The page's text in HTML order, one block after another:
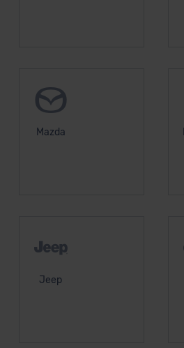
Mazda
Jeep